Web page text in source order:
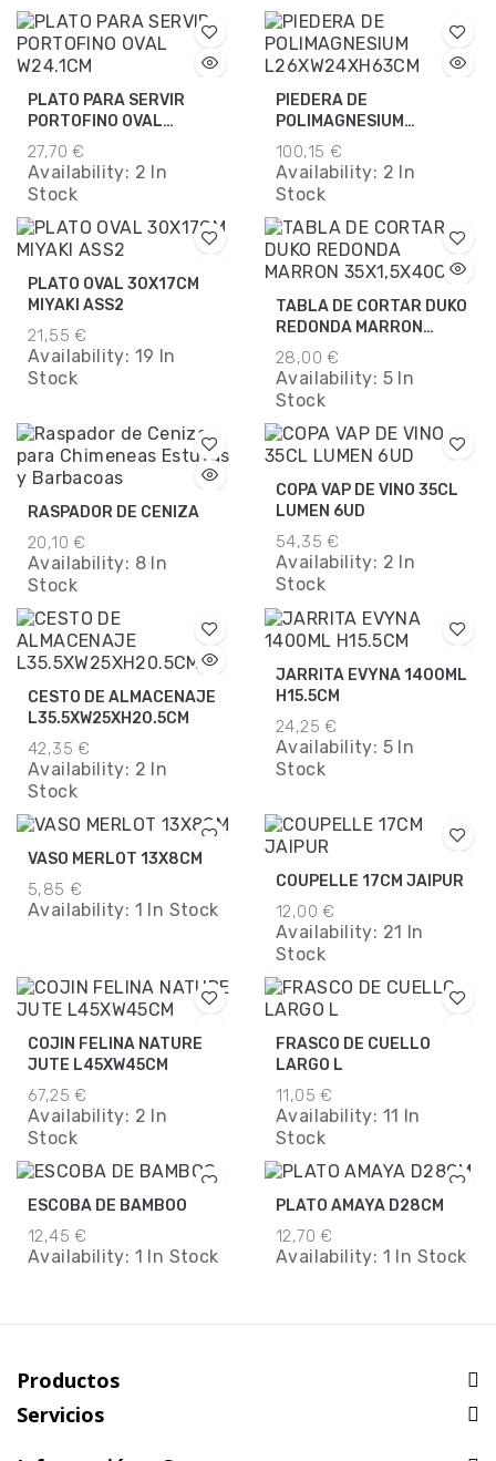
PLATO PARA SERVIR
PORTOFINO OVAL
W24.1CM
27,70 €
Availability: 2 In
Stock
PIEDERA DE
POLIMAGNESIUM
L26XW24XH63CM
100,15 €
Availability: 2 In
Stock
PLATO OVAL 30X17CM
MIYAKI ASS2
21,55 €
Availability: 19 In
Stock
TABLA DE CORTAR DUKO
REDONDA MARRON
35X1,5X40CM
28,00 €
Availability: 5 In
Stock
RASPADOR DE CENIZA
20,10 €
Availability: 8 In
Stock
COPA VAP DE VINO 35CL
LUMEN 6UD
54,35 €
Availability: 2 In
Stock
CESTO DE ALMACENAJE
L35.5XW25XH20.5CM
42,35 €
Availability: 2 In
Stock
JARRITA EVYNA 1400ML
H15.5CM
24,25 €
Availability: 5 In
Stock
VASO MERLOT 13X8CM
5,85 €
Availability: 1 In Stock
COUPELLE 17CM JAIPUR
12,00 €
Availability: 21 In
Stock
COJIN FELINA NATURE
JUTE L45XW45CM
67,25 €
Availability: 2 In
Stock
FRASCO DE CUELLO
LARGO L
11,05 €
Availability: 11 In
Stock
ESCOBA DE BAMBOO
12,45 €
Availability: 1 In Stock
PLATO AMAYA D28CM
12,70 €
Availability: 1 In Stock
Productos
Servicios